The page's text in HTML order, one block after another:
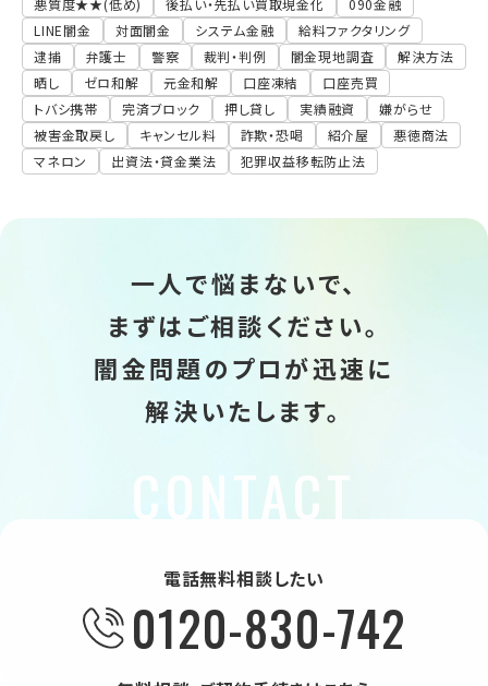
悪質度★★(低め) 後払い・先払い買取現金化
090金融
LINE闇金
対面闇金 システム金融
給料ファクタリング
逮捕
弁護士 警察 裁判・判例 闇金現地調査
解決方法
晒し
ゼロ和解 元金和解 口座凍結
口座売買
トバシ携帯
完済ブロック 押し貸し 実績融資
嫌がらせ
被害金取戻し
キャンセル料 詐欺・恐喝 紹介屋
悪徳商法
マネロン
出資法・貸金業法 犯罪収益移転防止法
一人で悩まないで、
まずはご相談ください。
闇金問題のプロが迅速に
解決いたします。
電話無料相談したい
0120-830-742